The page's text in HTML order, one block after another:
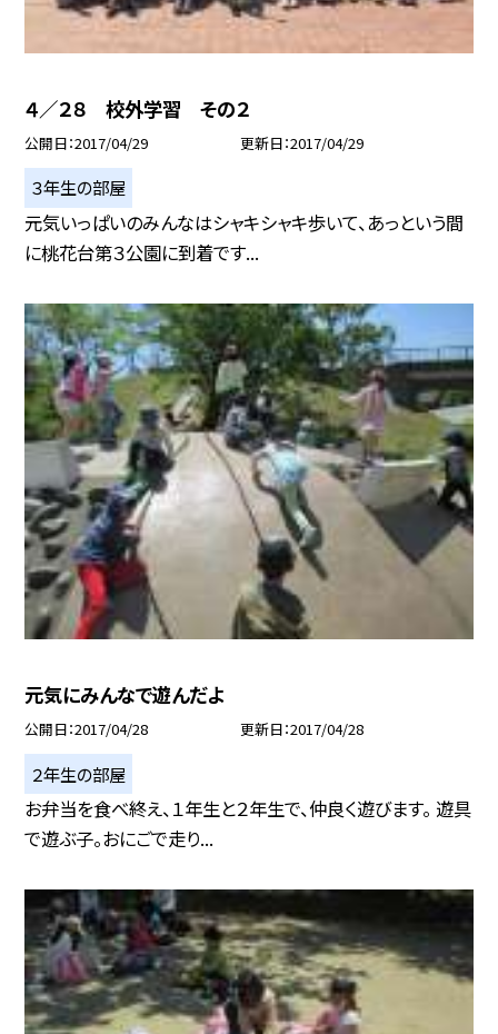
４／２８ 校外学習 その２
公開日 2017/04/29 更新日 2017/04/29
３年生の部屋
元気いっぱいのみんなはシャキシャキ歩いて、あっという間
に桃花台第３公園に到着です...
元気にみんなで遊んだよ
公開日 2017/04/28 更新日 2017/04/28
２年生の部屋
お弁当を食べ終え、１年生と２年生で、仲良く遊びます。 遊具
で遊ぶ子。おにごで走り...